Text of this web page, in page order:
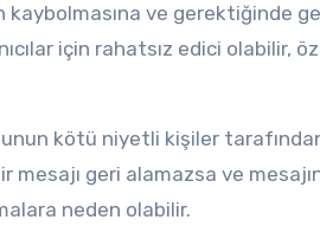
ve gerektiğinde
için rahatsız edici olabilir,
kötü niyetli kişiler
mesajı geri alamazsa ve
neden olabilir.